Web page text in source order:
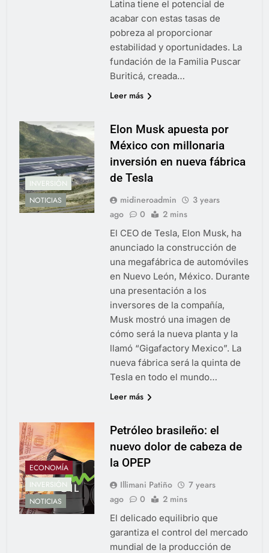
Latina tiene el potencial de
acabar con estas tasas de
pobreza al proporcionar
estabilidad y oportunidades. La
fundación de la Familia Puscar
Buriticá, creada…
Leer más
INVERSIÓN
NOTICIAS
Elon Musk apuesta por
México con millonaria
inversión en nueva fábrica
de Tesla
midineroadmin
3 years
ago
0 2 mins
El CEO de Tesla, Elon Musk, ha
anunciado la construcción de
una megafábrica de automóviles
en Nuevo León, México. Durante
una presentación a los
inversores de la compañía,
Musk mostró una imagen de
cómo será la nueva planta y la
llamó “Gigafactory Mexico”. La
nueva fábrica será la quinta de
Tesla en todo el mundo…
Leer más
ECONOMÍA
INVERSIÓN
NOTICIAS
Petróleo brasileño: el
nuevo dolor de cabeza de
la OPEP
Illimani Patiño
7 years
ago
0 2 mins
El delicado equilibrio que
garantiza el control del mercado
mundial de la producción de